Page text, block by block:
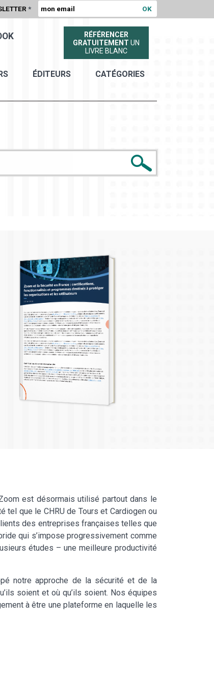
*
RÉFÉRENCER
GRATUITEMENT UN
LIVRE BLANC
ÉDITEURS CATÉGORIES
est désormais utilisé partout dans le
tel que le CHRU de Tours et Cardiogen ou
des entreprises françaises telles que
qui s’impose progressivement comme
études – une meilleure productivité
notre approche de la sécurité et de la
soient et où qu’ils soient. Nos équipes
à être une plateforme en laquelle les